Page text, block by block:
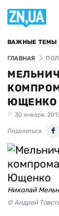
ВАЖНЫЕ ТЕМЫ
ГЛАВНАЯ
ЮЩЕНКО
30 января,
Поделиться
Николай
© Андрей